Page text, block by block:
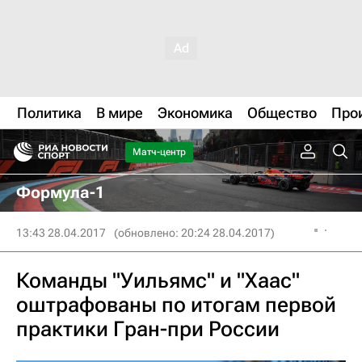
Политика В мире Экономика Общество
Матч-центр
Формула-1
13:43 28.04.2017 (обновлено: 20:24 28.04.2017)
Команды "Уильямс" и "Хаас"
оштрафованы по итогам первой
практики Гран-при России